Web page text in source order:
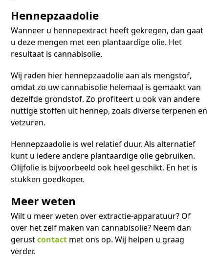
Hennepzaadolie
Wanneer u hennepextract heeft gekregen, dan gaat
u deze mengen met een plantaardige olie. Het
resultaat is cannabisolie.
Wij raden hier hennepzaadolie aan als mengstof,
omdat zo uw cannabisolie helemaal is gemaakt van
dezelfde grondstof. Zo profiteert u ook van andere
nuttige stoffen uit hennep, zoals diverse terpenen en
vetzuren.
Hennepzaadolie is wel relatief duur. Als alternatief
kunt u iedere andere plantaardige olie gebruiken.
Olijfolie is bijvoorbeeld ook heel geschikt. En het is
stukken goedkoper.
Meer weten
Wilt u meer weten over extractie-apparatuur? Of
over het zelf maken van cannabisolie? Neem dan
gerustcontact met ons op. Wij helpen u graag
verder.